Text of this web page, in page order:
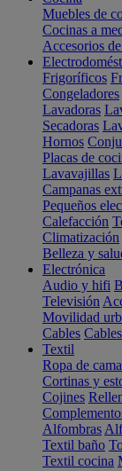
Muebles de
Cocinas a
Accesorios
Frigoríficos
Congeladores
Lavadoras
Secadoras
Hornos
Placas de
Lavavajillas
Campanas
Pequeños
Calefacción
Climatización
Belleza y
Electrónica
Audio y hifi
Televisión
Movilidad
Cables
Textil
Ropa de cama
Cortinas y
Cojines
Alfombras
Textil baño
Textil cocina